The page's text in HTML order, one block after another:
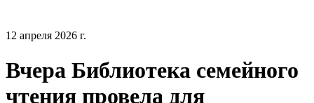
12 апреля 2026 г.
Вчера Библиотека семейного
чтения провела для